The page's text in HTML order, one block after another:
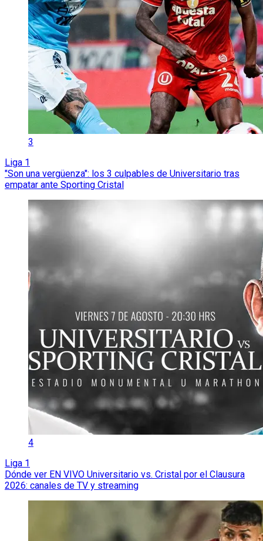
3
Liga 1
"Son una vergüenza": los 3 culpables de Universitario tras
empatar ante Sporting Cristal
4
Liga 1
Dónde ver EN VIVO Universitario vs. Cristal por el Clausura
2026: canales de TV y streaming